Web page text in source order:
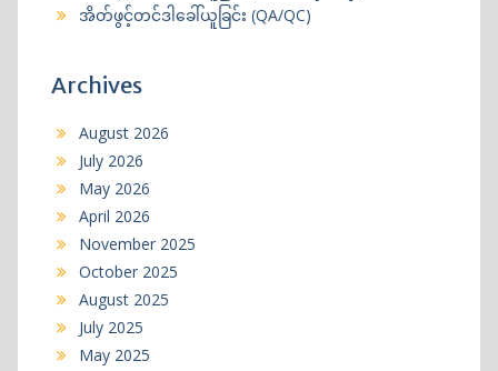
အိတ်ဖွင့်တင်ဒါခေါ်ယူခြင်း (QA/QC)
Archives
August 2026
July 2026
May 2026
April 2026
November 2025
October 2025
August 2025
July 2025
May 2025